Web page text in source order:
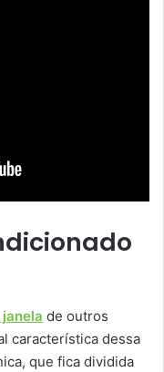
de outros
característica dessa
que fica dividida